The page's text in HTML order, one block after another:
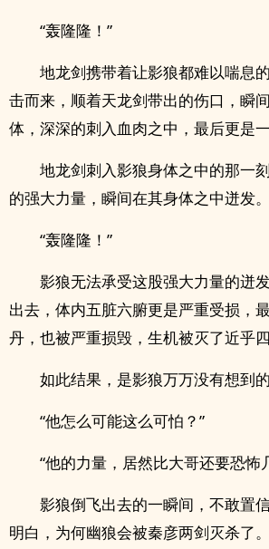
“轰隆隆！”
地龙剑携带着让影狼都难以喘息
击而来，顺着天龙剑带出的伤口，瞬
体，深深的刺入血肉之中，最后更是
地龙剑刺入影狼身体之中的那一
的强大力量，瞬间在其身体之中迸发。
“轰隆隆！”
影狼无法承受这股强大力量的迸
出去，体内五脏六腑更是严重受损，
丹，也被严重损毁，生机被灭了近乎四
如此结果，是影狼万万没有想到的
“他怎么可能这么可怕？”
“他的力量，居然比大哥还要恐怖
影狼倒飞出去的一瞬间，不敢置
明白，为何幽狼会被秦彦两剑灭杀了